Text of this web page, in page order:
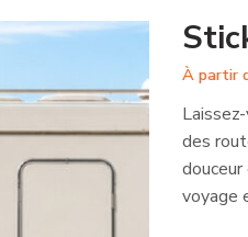
À partir
des
voyage